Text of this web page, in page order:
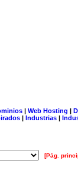
| Web Hosting |
| Industrias |
[Pág.